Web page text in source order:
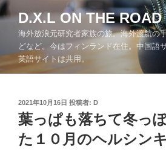
コ
ン
ツ
D.X.L ON THE ROAD
海外放浪元研究者家族の旅。海外渡航の
どなど。今はフィンランド在住。中国語
英語サイトは共用。
投
稿
日:
2021年10月16日 投稿者: D
葉っぱも落ちて冬っ
た１０月のヘルシン